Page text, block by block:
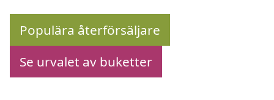
Populära återförsäljare
Se urvalet av buketter